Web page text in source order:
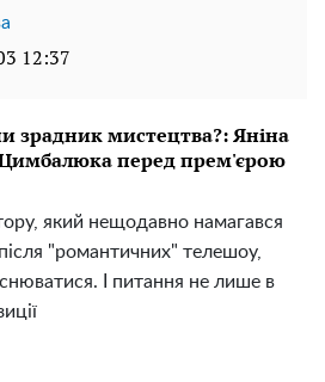
12:37
зрадник мистецтва?: Яніна
перед прем'єрою
який нещодавно намагався
"романтичних" телешоу,
І питання не лише в